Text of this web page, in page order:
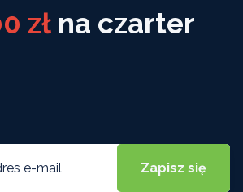
zł na czarter